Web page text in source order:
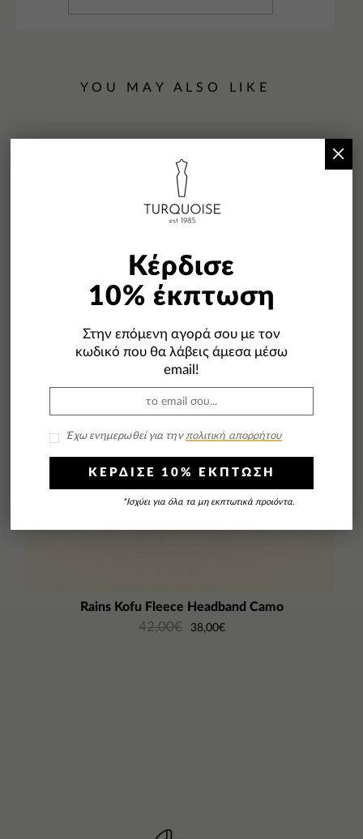
YOU MAY ALSO LIKE
Rains Kofu Fleece Headband Camo
42,00€ 38,00€
Κέρδισε
10% έκπτωση
Στην επόμενη αγορά σου με τον
κωδικό που θα λάβεις άμεσα μέσω
email!
Έχω ενημερωθεί για τηνπολιτική απορρήτου
ΚΕΡΔΙΣΕ 10% ΕΚΠΤΩΣΗ
*Ισχύει για όλα τα μη εκπτωτικά προιόντα.
×